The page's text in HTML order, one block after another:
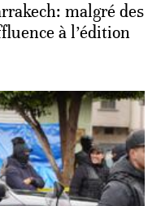
malgré des
à l’édition